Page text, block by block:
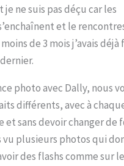
ne suis pas déçu car les
et le
de 3 mois j’avais
photo avec Dally, nous
différents, avec à
et sans devoir changer de
vu plusieurs photos qui
des flashs comme sur